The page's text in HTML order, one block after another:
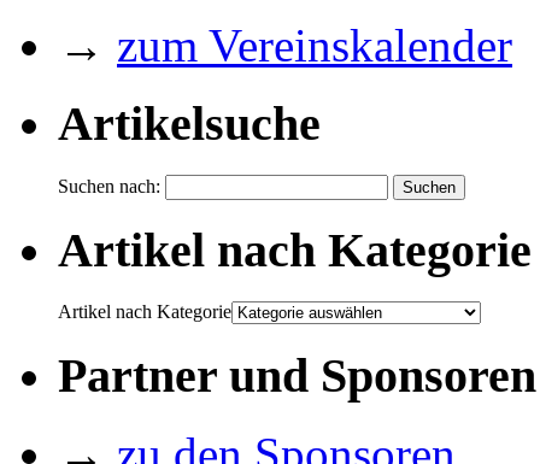
→ zum Vereinskalender
Artikelsuche
Suchen nach:
Artikel nach Kategorie
Artikel nach Kategorie
Partner und Sponsoren
→ zu den Sponsoren